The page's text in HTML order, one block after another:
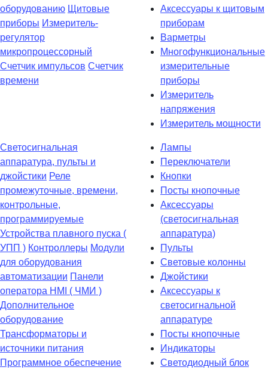
оборудованию Щитовые
приборы Измеритель-
регулятор
микропроцессорный
Счетчик импульсов Счетчик
времени
Аксессуары к щитовым
приборам
Варметры
Многофункциональные
измерительные
приборы
Измеритель
напряжения
Измеритель мощности
Светосигнальная
аппаратура, пульты и
джойстики Реле
промежуточные, времени,
контрольные,
программируемые
Устройства плавного пуска (
УПП ) Контроллеры Модули
для оборудования
автоматизации Панели
оператора HMI ( ЧМИ )
Дополнительное
оборудование
Транcформаторы и
источники питания
Программное обеспечение
Лампы
Переключатели
Кнопки
Посты кнопочные
Аксессуары
(светосигнальная
аппаратура)
Пульты
Световые колонны
Джойстики
Аксессуары к
светосигнальной
аппаратуре
Посты кнопочные
Индикаторы
Светодиодный блок